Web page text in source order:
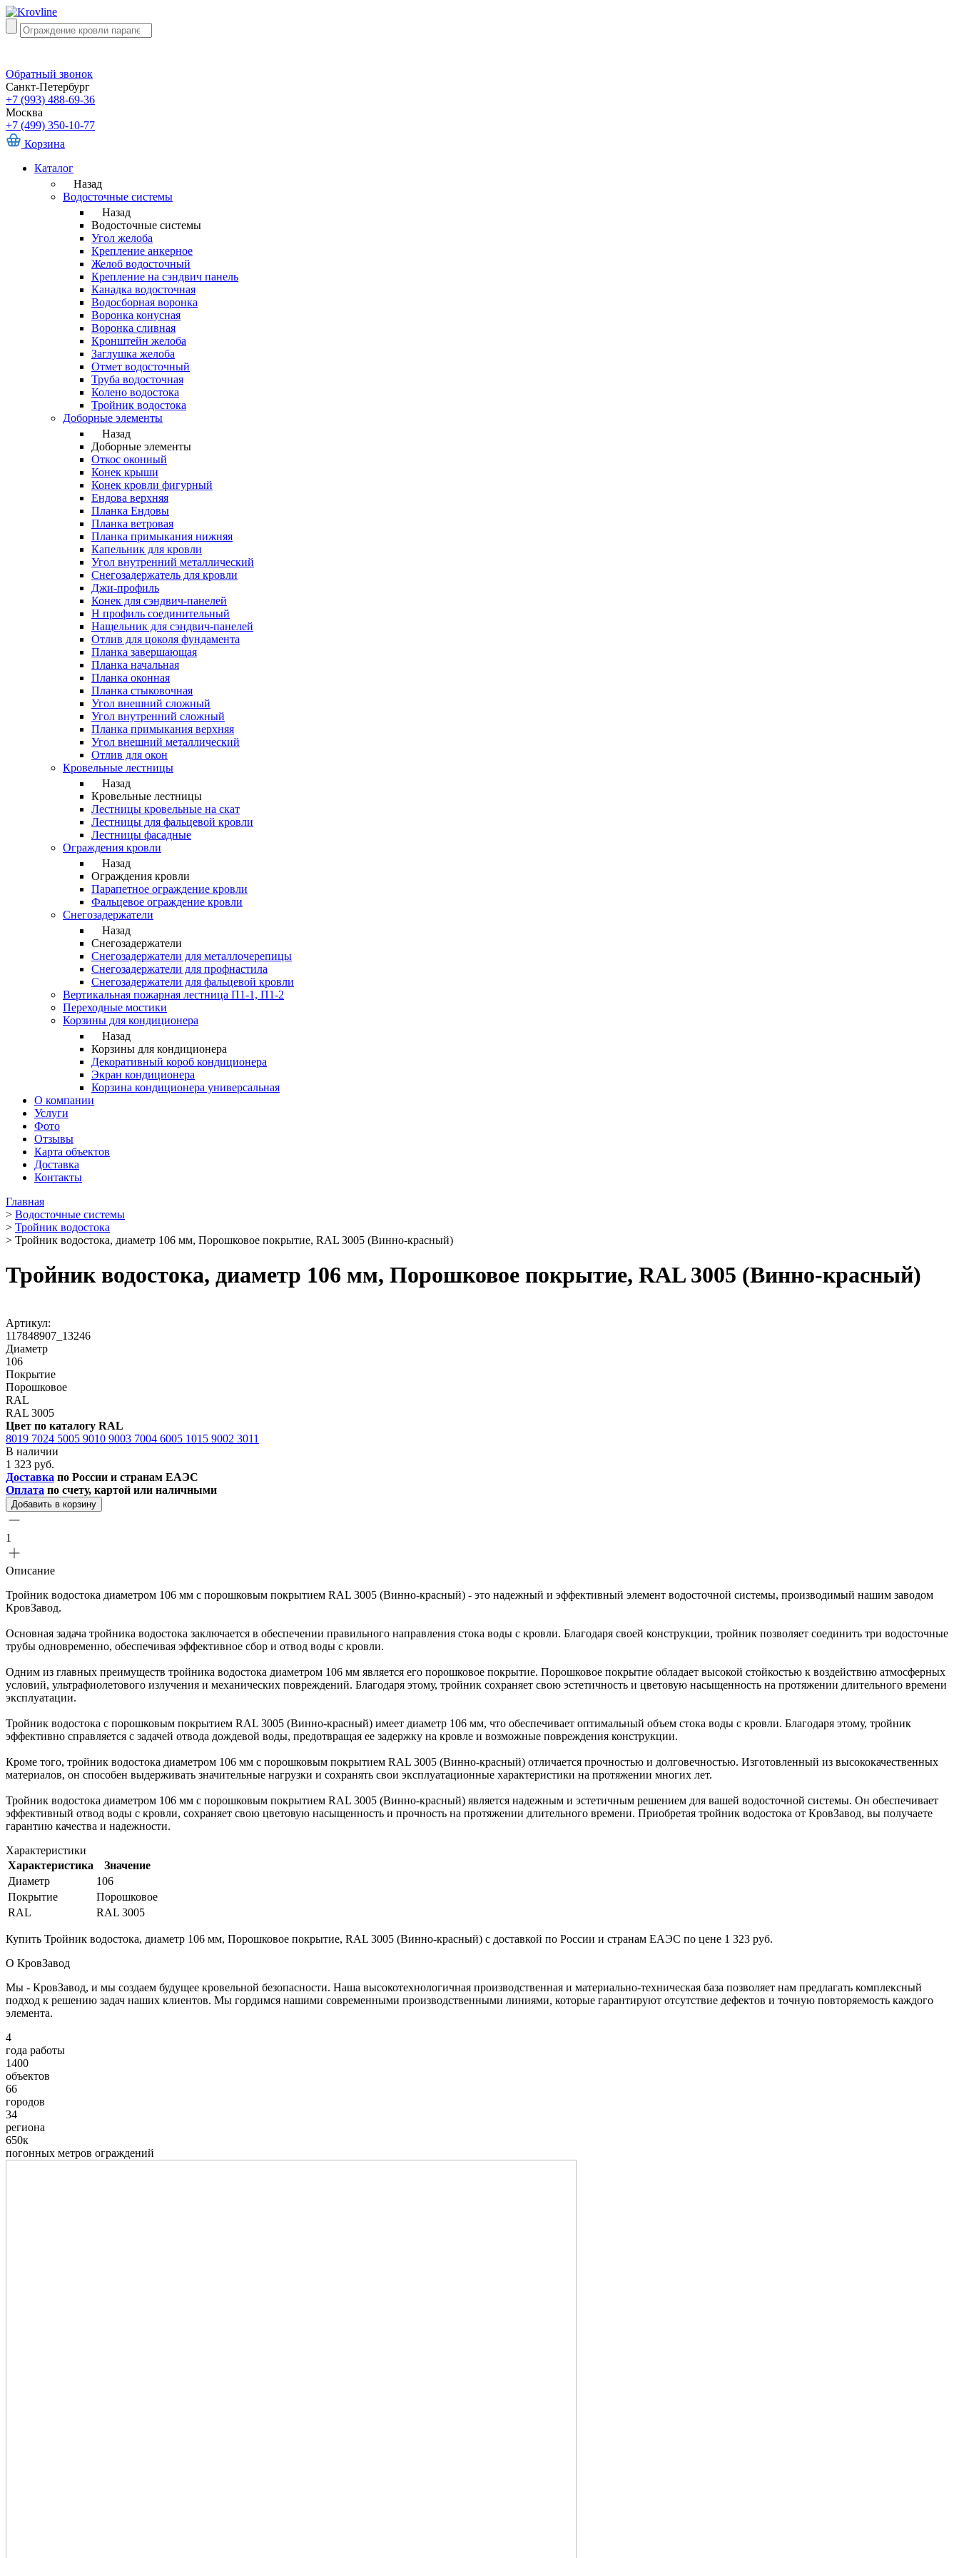
Обратный звонок
Санкт-Петербург
+7 (993) 488-69-36
Москва
+7 (499) 350-10-77
Корзина
Каталог
Назад
Водосточные системы
Назад
Водосточные системы
Угол желоба
Крепление анкерное
Желоб водосточный
Крепление на сэндвич панель
Канадка водосточная
Водосборная воронка
Воронка конусная
Воронка сливная
Кронштейн желоба
Заглушка желоба
Отмет водосточный
Труба водосточная
Колено водостока
Тройник водостока
Доборные элементы
Назад
Доборные элементы
Откос оконный
Конек крыши
Конек кровли фигурный
Ендова верхняя
Планка Ендовы
Планка ветровая
Планка примыкания нижняя
Капельник для кровли
Угол внутренний металлический
Снегозадержатель для кровли
Джи-профиль
Конек для сэндвич-панелей
Н профиль соединительный
Нащельник для сэндвич-панелей
Отлив для цоколя фундамента
Планка завершающая
Планка начальная
Планка оконная
Планка стыковочная
Угол внешний сложный
Угол внутренний сложный
Планка примыкания верхняя
Угол внешний металлический
Отлив для окон
Кровельные лестницы
Назад
Кровельные лестницы
Лестницы кровельные на скат
Лестницы для фальцевой кровли
Лестницы фасадные
Ограждения кровли
Назад
Ограждения кровли
Парапетное ограждение кровли
Фальцевое ограждение кровли
Снегозадержатели
Назад
Снегозадержатели
Снегозадержатели для металлочерепицы
Снегозадержатели для профнастила
Снегозадержатели для фальцевой кровли
Вертикальная пожарная лестница П1-1, П1-2
Переходные мостики
Корзины для кондиционера
Назад
Корзины для кондиционера
Декоративный короб кондиционера
Экран кондиционера
Корзина кондиционера универсальная
О компании
Услуги
Фото
Отзывы
Карта объектов
Доставка
Контакты
Главная
> Водосточные системы
> Тройник водостока
> Тройник водостока, диаметр 106 мм, Порошковое покрытие, RAL 3005 (Винно-красный)
Тройник водостока, диаметр 106 мм, Порошковое покрытие, RAL 3005 (Винно-красный)
Артикул:
117848907_13246
Диаметр
106
Покрытие
Порошковое
RAL
RAL 3005
Цвет по каталогу RAL
8019 7024 5005 9010 9003 7004 6005 1015 9002 3011
В наличии
1 323 руб.
Доставка по России и странам ЕАЭС
Оплата по счету, картой или наличными
Добавить в корзину
1
Описание
Тройник водостока диаметром 106 мм с порошковым покрытием RAL 3005 (Винно-красный) - это надежный и эффективный элемент водосточной системы, производимый нашим заводом
КровЗавод.
Основная задача тройника водостока заключается в обеспечении правильного направления стока воды с кровли. Благодаря своей конструкции, тройник позволяет соединить три водосточные
трубы одновременно, обеспечивая эффективное сбор и отвод воды с кровли.
Одним из главных преимуществ тройника водостока диаметром 106 мм является его порошковое покрытие. Порошковое покрытие обладает высокой стойкостью к воздействию атмосферных
условий, ультрафиолетового излучения и механических повреждений. Благодаря этому, тройник сохраняет свою эстетичность и цветовую насыщенность на протяжении длительного времени
эксплуатации.
Тройник водостока с порошковым покрытием RAL 3005 (Винно-красный) имеет диаметр 106 мм, что обеспечивает оптимальный объем стока воды с кровли. Благодаря этому, тройник
эффективно справляется с задачей отвода дождевой воды, предотвращая ее задержку на кровле и возможные повреждения конструкции.
Кроме того, тройник водостока диаметром 106 мм с порошковым покрытием RAL 3005 (Винно-красный) отличается прочностью и долговечностью. Изготовленный из высококачественных
материалов, он способен выдерживать значительные нагрузки и сохранять свои эксплуатационные характеристики на протяжении многих лет.
Тройник водостока диаметром 106 мм с порошковым покрытием RAL 3005 (Винно-красный) является надежным и эстетичным решением для вашей водосточной системы. Он обеспечивает
эффективный отвод воды с кровли, сохраняет свою цветовую насыщенность и прочность на протяжении длительного времени. Приобретая тройник водостока от КровЗавод, вы получаете
гарантию качества и надежности.
Характеристики
Характеристика
Значение
Диаметр
106
Покрытие
Порошковое
RAL
RAL 3005
Купить Тройник водостока, диаметр 106 мм, Порошковое покрытие, RAL 3005 (Винно-красный) с доставкой по России и странам ЕАЭС по цене 1 323 руб.
О КровЗавод
Мы - КровЗавод, и мы создаем будущее кровельной безопасности. Наша высокотехнологичная производственная и материально-техническая база позволяет нам предлагать комплексный
подход к решению задач наших клиентов. Мы гордимся нашими современными производственными линиями, которые гарантируют отсутствие дефектов и точную повторяемость каждого
элемента.
4
года работы
1400
объектов
66
городов
34
региона
650к
погонных метров ограждений